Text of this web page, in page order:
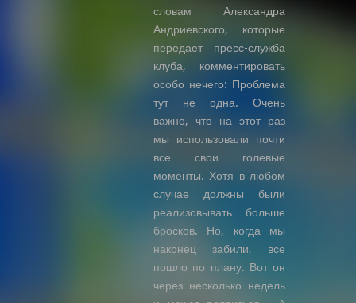
словам Александра
Андриевского, которые
передает пресс-служба
клуба, комментировать
особо нечего: Проблема
тут не одна. Очень
важно, что на этот раз
мы использовали почти
все свои голевые
моменты. Хотя в любом
случае должны были
реализовывать больше
бросков. Но, когда мы
наконец забили, все
пошло по плану. Вот он
через несколько недель